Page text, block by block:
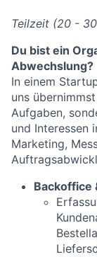
Teilzeit (20 -
Du bist ein
Abwechslung?
In einem
uns
Aufgaben,
und Interessen
Marketing,
Backoffice